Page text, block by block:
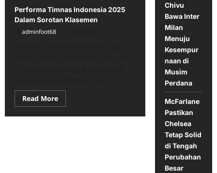
Performa Timnas Indonesia 2025
Dalam Sorotan Klasemen
adminfoot68
Read MoreRead
more
Performa
Chivu
Bawa Inter
Milan
Menuju
Kesempur
naan di
Musim
Perdana
McFarlane
Pastikan
Chelsea
Tetap Solid
di Tengah
Perubahan
Besar